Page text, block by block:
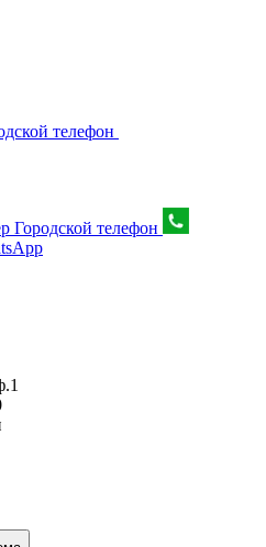
телефон
Городской телефон